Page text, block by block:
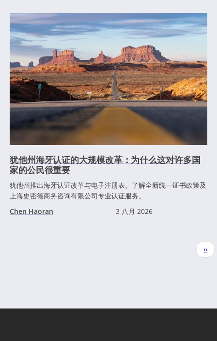
犹他州海牙认证的大规模改革：为什么这对许多国
家的公民很重要
犹他州推出海牙认证改革与电子注册表。了解全新统一证书政策及
上海史密德商务咨询有限公司专业认证服务。
Chen Haoran
3 八月 2026
下
一
››